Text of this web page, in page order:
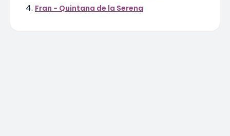
Fran - Quintana de la Serena